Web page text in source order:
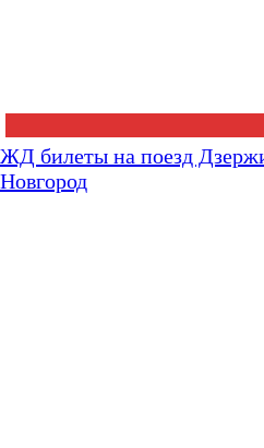
ЖД билеты на поезд
Новгород